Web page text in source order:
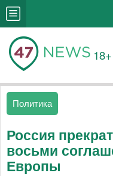
18+
Политика
Россия
восьми
Европы